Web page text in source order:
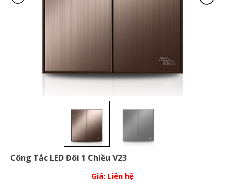
Công Tắc LED Đôi 1 Chiều V23
Giá: Liên hệ